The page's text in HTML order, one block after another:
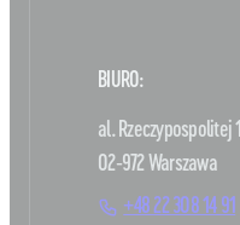
BIURO:
al. Rzeczypospolitej 1
02-972 Warszawa
+48 22 308 14 91